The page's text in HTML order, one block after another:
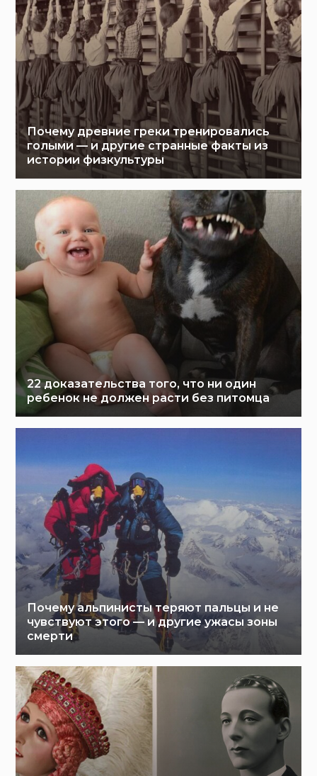
Почему древние греки тренировались
голыми — и другие странные факты из
истории физкультуры
22 доказательства того, что ни один
ребенок не должен расти без питомца
Почему альпинисты теряют пальцы и не
чувствуют этого — и другие ужасы зоны
смерти